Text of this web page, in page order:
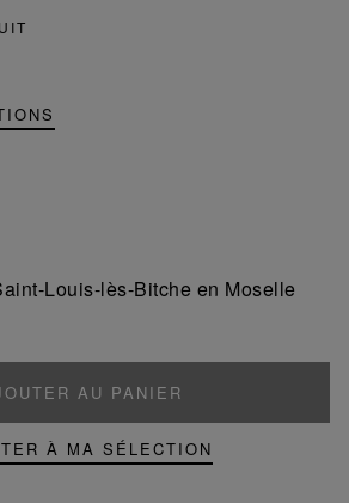
Louis-lès-Bitche en Moselle
AU PANIER
À MA SÉLECTION